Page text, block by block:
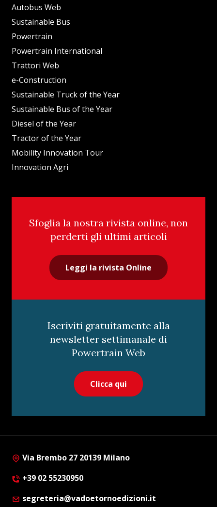
Autobus Web
Sustainable Bus
Powertrain
Powertrain International
Trattori Web
e-Construction
Sustainable Truck of the Year
Sustainable Bus of the Year
Diesel of the Year
Tractor of the Year
Mobility Innovation Tour
Innovation Agri
Sfoglia la nostra rivista online, non
perderti gli ultimi articoli
Leggi la rivista Online
Iscriviti gratuitamente alla
newsletter settimanale di
Powertrain Web
Clicca qui
Via Brembo 27 20139 Milano
+39 02 55230950
segreteria@vadoetornoedizioni.it